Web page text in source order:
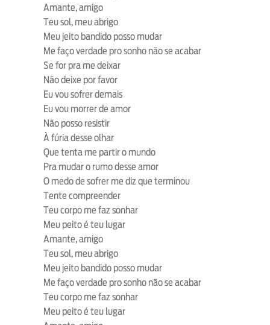
Amante, amigo
Teu sol, meu abrigo
Meu jeito bandido posso mudar
Me faço verdade pro sonho não se acabar
Se for pra me deixar
Não deixe por favor
Eu vou sofrer demais
Eu vou morrer de amor
Não posso resistir
À fúria desse olhar
Que tenta me partir o mundo
Pra mudar o rumo desse amor
O medo de sofrer me diz que terminou
Tente compreender
Teu corpo me faz sonhar
Meu peito é teu lugar
Amante, amigo
Teu sol, meu abrigo
Meu jeito bandido posso mudar
Me faço verdade pro sonho não se acabar
Teu corpo me faz sonhar
Meu peito é teu lugar